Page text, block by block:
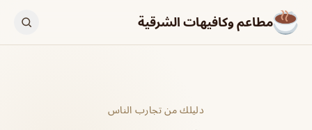
مطاعم وكافيهات الشرقية
دليلك من تجارب الناس